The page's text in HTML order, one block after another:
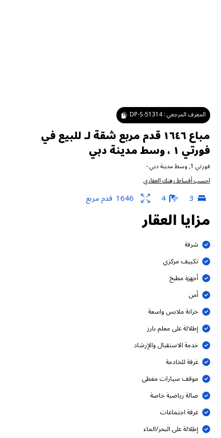
المعرف المرجعي :DP-S-51314
مباع ١٦٤٦ قدم مربع شقة لـ للبيع في
فورتي ١ ، وسط مدينة دبي
فورتي 1 ,وسط مدينة دبي-
احسب أقساط رهنك العقاري
3
4
1646 قدم مربع
مزايا العقار
شرفة
تكييف مركزي
أجهزة مطبخ
أمن
خزانة ملابس واسعة
إطلالة على معلم بارز
خدمة الاستقبال والإرشاد
غرفة للخادمة
موقف سيارات مغطى
صالة رياضية خاصة
غرفة اجتماعات
إطلالة على البحر/الماء